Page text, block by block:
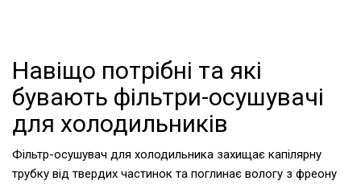
Навіщо потрібні та які
бувають фільтри-осушувачі
для холодильників
Фільтр-осушувач для холодильника захищає капілярну
трубку від твердих частинок та поглинає вологу з фреону